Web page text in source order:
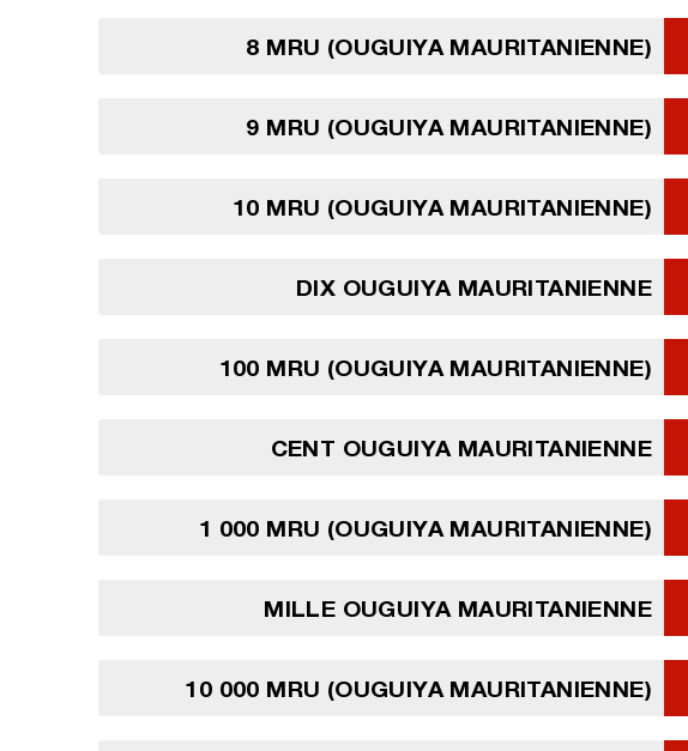
8 MRU (OUGUIYA MAURITANIENNE)
9 MRU (OUGUIYA MAURITANIENNE)
10 MRU (OUGUIYA MAURITANIENNE)
DIX OUGUIYA MAURITANIENNE
100 MRU (OUGUIYA MAURITANIENNE)
CENT OUGUIYA MAURITANIENNE
1 000 MRU (OUGUIYA MAURITANIENNE)
MILLE OUGUIYA MAURITANIENNE
10 000 MRU (OUGUIYA MAURITANIENNE)